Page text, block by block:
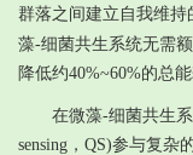
群落之间建立自我维持
藻-细菌共生系统无需
降低约40%~60%的总
在微藻-细菌共生
sensing，QS)参与复